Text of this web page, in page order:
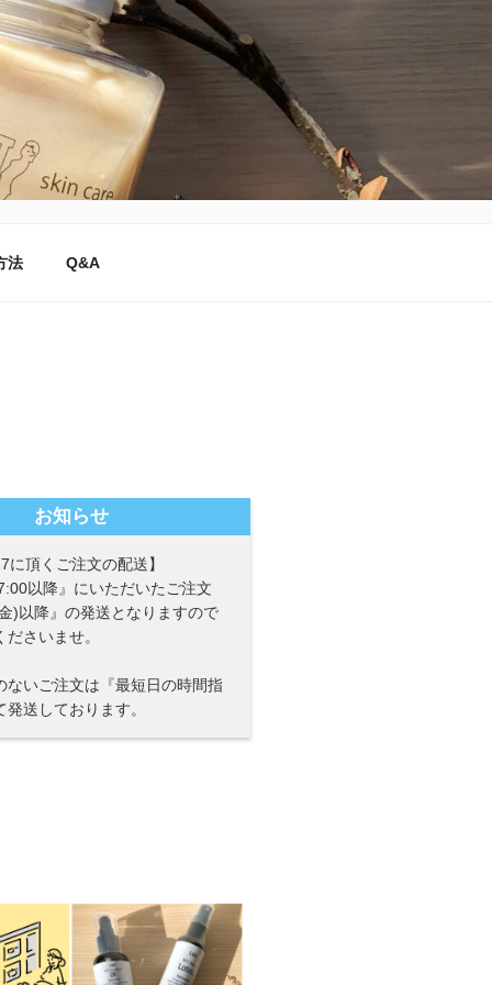
法 Q&A
お知らせ
に頂くご注文の配送】
以降』にいただいたご注文
)以降』の発送となりますので
さいませ。
ないご注文は『最短日の時間指
送しております。